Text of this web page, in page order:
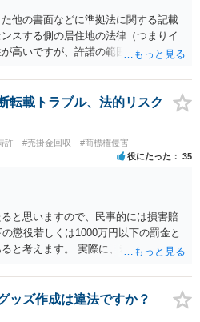
路線価や固定資産税評価額から計算
％を控除した金額というのが公平中
ことに間違いはありません。 しか
して、できる限り有利な金額を提案
ように思います。 Cが上記（1）
りがいくらになるかの計算は簡単では
けられますので、その金額を考慮し
お勧めいたします。 なお、将来的な
ば、Cからの持分買い取りと合わせ
ば共有を解消し、分筆してそれぞれ
と良いですね。
他の書面などに準拠法に関する記載
スする側の居住地の法律（つまりイ
高いですが、許諾の範囲が日本国内
るとしても、新しい会社との間で契
された権利の種類（著作権、商標
どを見て判断する必要があります。
れることをお勧めします。
転載トラブル、法的リスク
許 #売掛金回収 #商標権侵害
役にたった 35
と思いますので、民事的には損害賠
懲役若しくは1000万円以下の罰金と
と考えます。 実際に、裁判になった
われる可能性があります。 そして、
害弁償等を行う必要があります。 今
ッズ作成は違法ですか？